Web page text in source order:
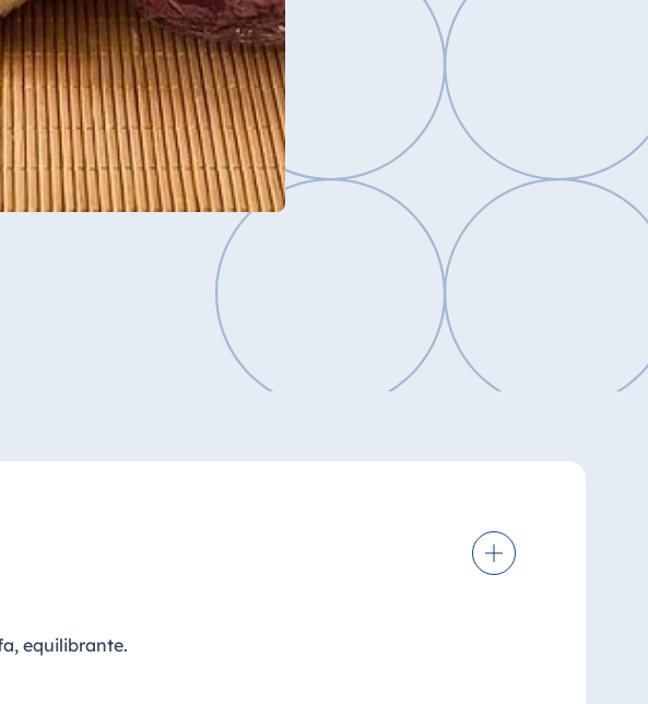
equilibrante.